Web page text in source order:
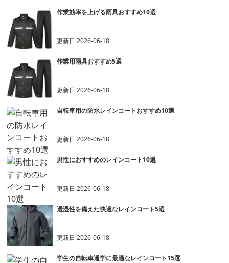
作業効率を上げる雨具おすすめ10選
更新日2026-06-18
作業用雨具おすすめ5選
更新日2026-06-18
自転車用の防水レインコートおすすめ10選
更新日2026-06-18
男性におすすめのレインコート10選
更新日2026-06-18
透湿性を備えた快適なレインコート5選
更新日2026-06-18
学生の自転車通学に最適なレインコート15選